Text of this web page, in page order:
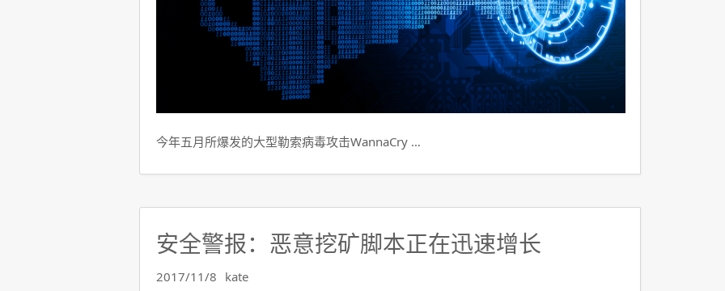
今年五月所爆发的大型勒索病毒攻击WannaCry …
安全警报：恶意挖矿脚本正在迅速增长
2017/11/8 kate